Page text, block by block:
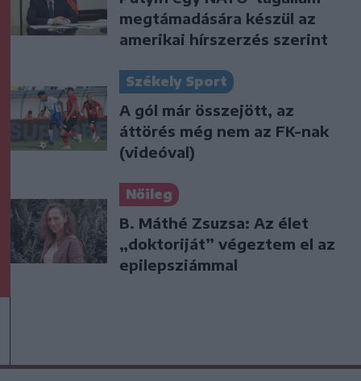
megtámadására készül az
amerikai hírszerzés szerint
Székely Sport
A gól már összejött, az
áttörés még nem az FK-nak
(videóval)
Nőileg
B. Máthé Zsuzsa: Az élet
„doktoriját” végeztem el az
epilepsziámmal